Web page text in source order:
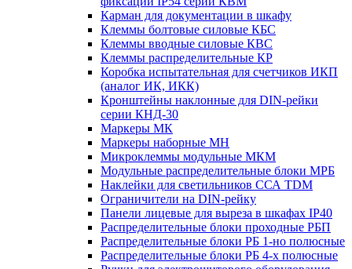
Карман для документации в шкафу
Клеммы болтовые силовые КБС
Клеммы вводные силовые КВС
Клеммы распределительные КР
Коробка испытательная для счетчиков ИКП
(аналог ИК, ИКК)
Кронштейны наклонные для DIN-рейки
серии КНД-30
Маркеры МК
Маркеры наборные МН
Микроклеммы модульные МКМ
Модульные распределительные блоки МРБ
Наклейки для светильников ССА TDM
Ограничители на DIN-рейку
Панели лицевые для выреза в шкафах IP40
Распределительные блоки проходные РБП
Распределительные блоки РБ 1-но полюсные
Распределительные блоки РБ 4-х полюсные